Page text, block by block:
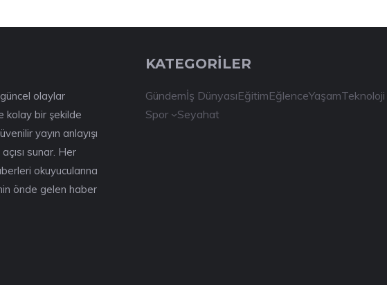
olaylar
kolay bir şekilde
yayın anlayışı
sunar. Her
okuyucularına
önde gelen haber
KATEGORİLER
Gündemİş DünyasıEğitimEğlenceYaşamTeknoloji
Spor
Seyahat